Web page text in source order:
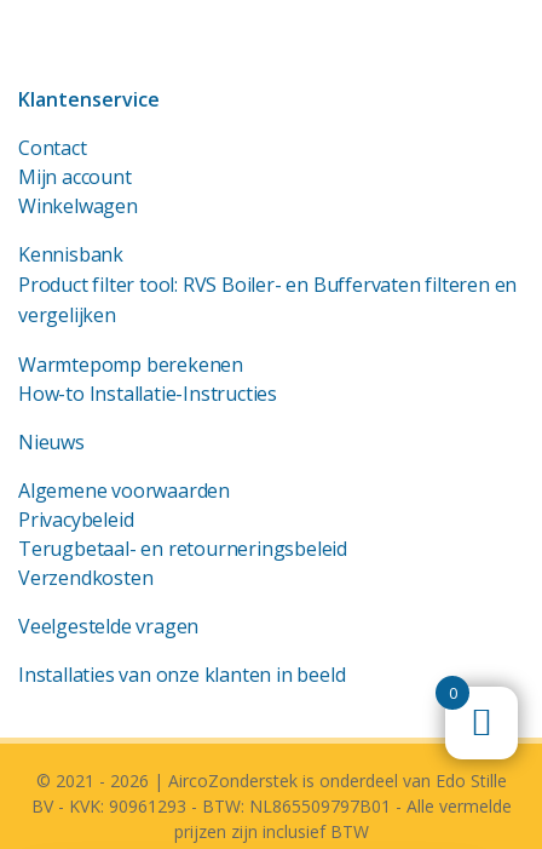
Klantenservice
Contact
Mijn account
Winkelwagen
Kennisbank
Product filter tool: RVS Boiler- en Buffervaten filteren en
vergelijken
Warmtepomp berekenen
How-to Installatie-Instructies
Nieuws
Algemene voorwaarden
Privacybeleid
Terugbetaal- en retourneringsbeleid
Verzendkosten
Veelgestelde vragen
Installaties van onze klanten in beeld
© 2021 - 2026 | AircoZonderstek is onderdeel van Edo Stille
BV - KVK: 90961293 - BTW: NL865509797B01 - Alle vermelde
prijzen zijn inclusief BTW
0